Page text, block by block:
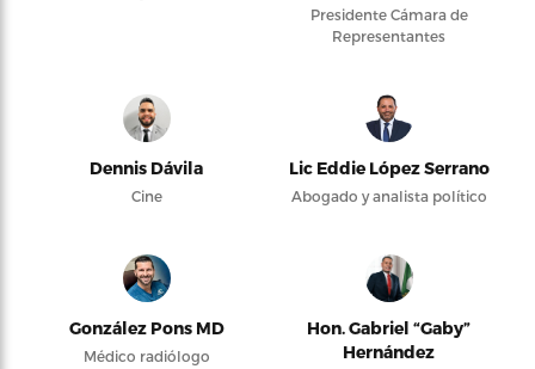
Presidente Cámara de
Representantes
Dennis Dávila
Cine
Lic Eddie López Serrano
Abogado y analista político
González Pons MD
Médico radiólogo
Hon. Gabriel “Gaby”
Hernández